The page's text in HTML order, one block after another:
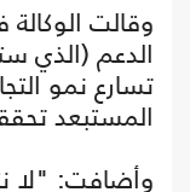
وقالت
الدعم (الذي
تسارع نمو
المستبعد
وأضافت: "لا